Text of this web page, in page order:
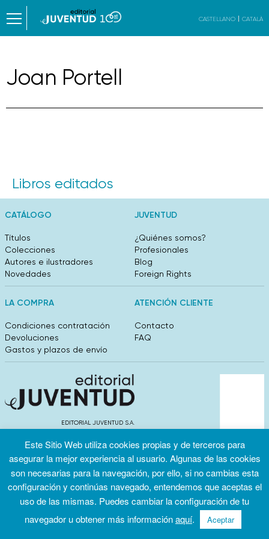
CASTELLANO CATALÀ
Joan Portell
Libros editados
CATÁLOGO
Títulos
Colecciones
Autores e ilustradores
Novedades
JUVENTUD
¿Quiénes somos?
Profesionales
Blog
Foreign Rights
LA COMPRA
Condiciones contratación
Devoluciones
Gastos y plazos de envío
ATENCIÓN CLIENTE
Contacto
FAQ
EDITORIAL JUVENTUD S.A.
info@editorialjuventud.es
Condiciones
Política de
privacidad
Política de
Este Sitio Web utiliza cookies propias y de terceros para
asegurar la mejor experiencia al usuario. Algunas de las cookies
son necesarias para la navegación, por ello, si no cambias esta
configuración y continúas navegado, entendemos que aceptas el
uso de las mismas. Puedes cambiar la configuración de tu
navegador u obtener más informaciónaquí. Aceptar